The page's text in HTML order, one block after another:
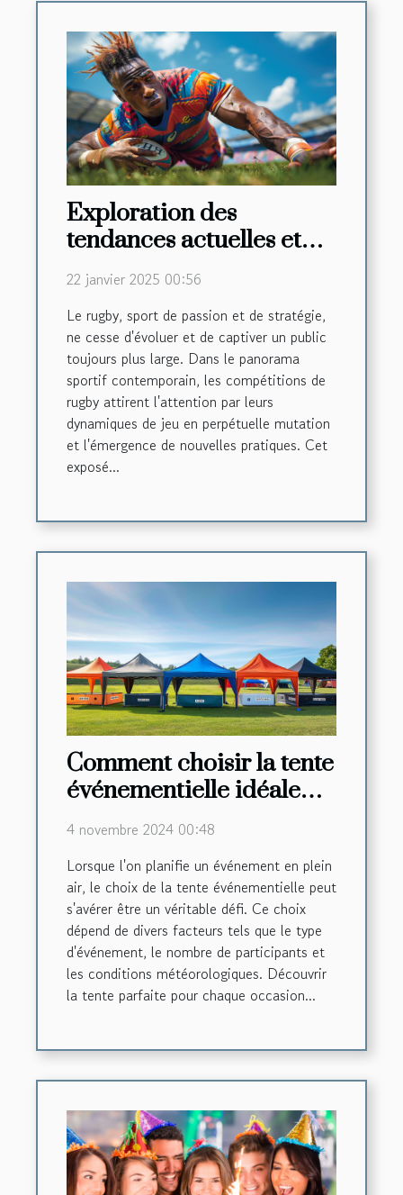
Exploration des
tendances actuelles et
futures dans les
compétitions de rugby
22 janvier 2025 00:56
Le rugby, sport de passion et de stratégie,
ne cesse d'évoluer et de captiver un public
toujours plus large. Dans le panorama
sportif contemporain, les compétitions de
rugby attirent l'attention par leurs
dynamiques de jeu en perpétuelle mutation
et l'émergence de nouvelles pratiques. Cet
exposé...
Comment choisir la tente
événementielle idéale
pour chaque occasion
4 novembre 2024 00:48
Lorsque l'on planifie un événement en plein
air, le choix de la tente événementielle peut
s'avérer être un véritable défi. Ce choix
dépend de divers facteurs tels que le type
d'événement, le nombre de participants et
les conditions météorologiques. Découvrir
la tente parfaite pour chaque occasion...